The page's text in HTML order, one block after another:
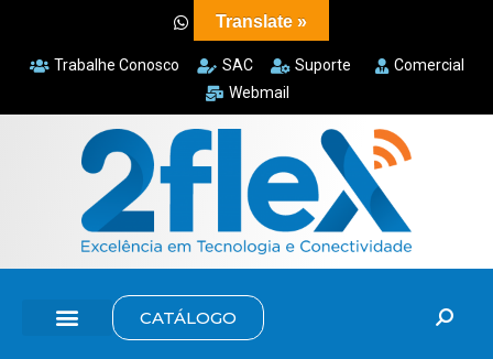
Trabalhe Conosco SAC Suporte
Comercial
Webmail
CATÁLOGO
Translate »